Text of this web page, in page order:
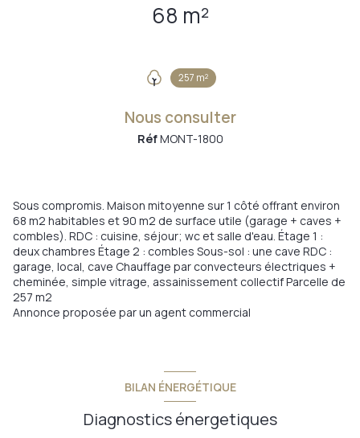
68 m²
257 m²
Nous consulter
RéfMONT-1800
Sous compromis. Maison mitoyenne sur 1 côté offrant environ
68 m2 habitables et 90 m2 de surface utile (garage + caves +
combles). RDC : cuisine, séjour; wc et salle d'eau. Étage 1 :
deux chambres Étage 2 : combles Sous-sol : une cave RDC :
garage, local, cave Chauffage par convecteurs électriques +
cheminée, simple vitrage, assainissement collectif Parcelle de
257 m2
Annonce proposée par un agent commercial
BILAN ÉNERGÉTIQUE
Diagnostics énergetiques